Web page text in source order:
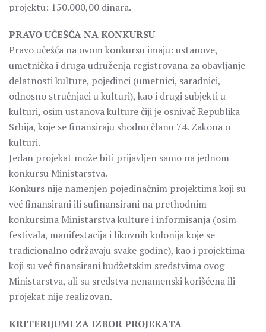
projektu: 150.000,00 dinara.
PRAVO UČEŠĆA NA KONKURSU
Pravo učešća na ovom konkursu imaju: ustanove,
umetnička i druga udruženja registrovana za obavljanje
delatnosti kulture, pojedinci (umetnici, saradnici,
odnosno stručnjaci u kulturi), kao i drugi subjekti u
kulturi, osim ustanova kulture čiji je osnivač Republika
Srbija, koje se finansiraju shodno članu 74. Zakona o
kulturi.
Jedan projekat može biti prijavljen samo na jednom
konkursu Ministarstva.
Konkurs nije namenjen pojedinačnim projektima koji su
već finansirani ili sufinansirani na prethodnim
konkursima Ministarstva kulture i informisanja (osim
festivala, manifestacija i likovnih kolonija koje se
tradicionalno održavaju svake godine), kao i projektima
koji su već finansirani budžetskim sredstvima ovog
Ministarstva, ali su sredstva nenamenski korišćena ili
projekat nije realizovan.
KRITERIJUMI ZA IZBOR PROJEKATA